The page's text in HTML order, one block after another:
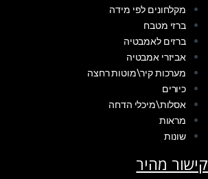
מקלחונים לפי מידה
ברזי מטבח
ברזים לאמבטיה
אביזרי אמבטיה
מערכות קיר\מוטות רחצה
כיורים
אסלות\מיכלי הדחה
מראות
שונות
קישור מהיר